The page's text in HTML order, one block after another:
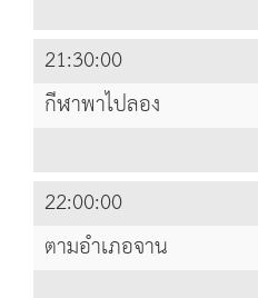
21:30:00
กีฬาพาไปลอง
22:00:00
ตามอำเภอจาน